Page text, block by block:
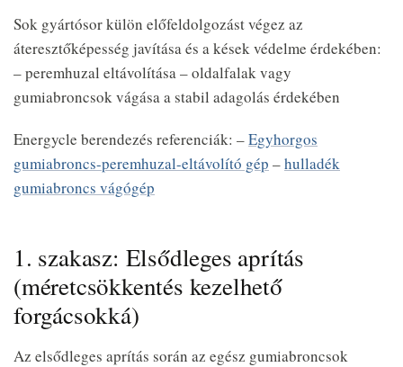
Sok gyártósor külön előfeldolgozást végez az
áteresztőképesség javítása és a kések védelme érdekében:
– peremhuzal eltávolítása – oldalfalak vagy
gumiabroncsok vágása a stabil adagolás érdekében
Energycle berendezés referenciák: –Egyhorgos
gumiabroncs-peremhuzal-eltávolító gép –hulladék
gumiabroncs vágógép
1. szakasz: Elsődleges aprítás
(méretcsökkentés kezelhető
forgácsokká)
Az elsődleges aprítás során az egész gumiabroncsok